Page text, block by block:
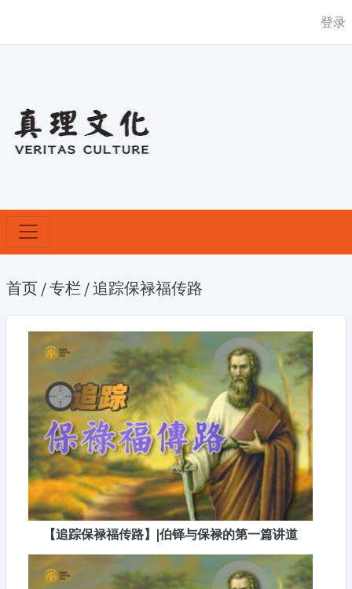
登录
首页 /专栏 /追踪保禄福传路
【追踪保禄福传路】|伯铎与保禄的第一篇讲道